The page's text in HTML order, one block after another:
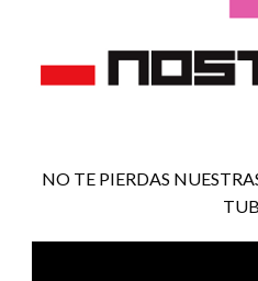
NO TE PIERDAS